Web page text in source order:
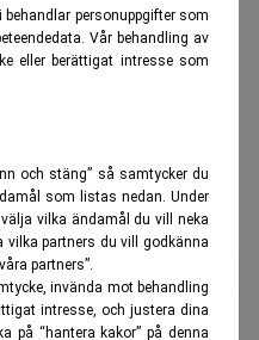
personuppgifter som
Vår behandling av
eller berättigat intresse som
och stäng” så samtycker du
som listas nedan. Under
vilka ändamål du vill neka
vilka partners du vill godkänna
partners”.
invända mot behandling
intresse, och justera dina
på “hantera kakor” på denna
–
på drift